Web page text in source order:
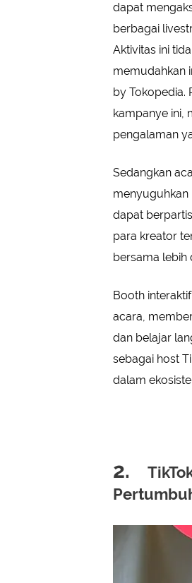
dapat
berbagai
Aktivitas ini
memudahkan
by Tokopedia.
kampanye ini,
pengalaman
Sedangkan
menyuguhkan
dapat
para kreator
bersama lebih
Booth
acara,
dan belajar
sebagai host
dalam
2.